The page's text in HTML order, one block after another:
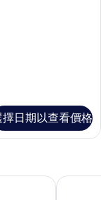
擇日期以查看價格
奮起湖